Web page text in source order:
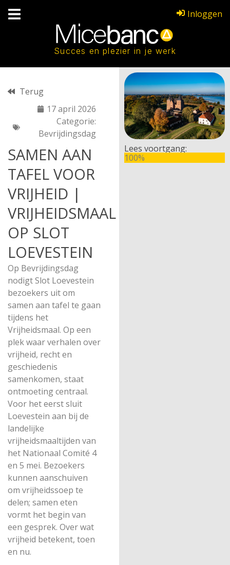
Inloggen
Succes en plezier in je werk
Terug
17 april 2026
Categorie:
Bevrijdingsdag
SAMEN AAN
TAFEL VOOR
VRIJHEID |
VRIJHEIDSMAAL
OP SLOT
LOEVESTEIN
Op Bevrijdingsdag
nodigt Slot Loevestein
bezoekers uit om
samen aan tafel te gaan
tijdens het
Vrijheidsmaal. Op een
plek waar verhalen over
vrijheid, recht en
geschiedenis
samenkomen, staat
ontmoeting centraal.
Voor het eerst sluit
Loevestein aan bij de
landelijke
vrijheidsmaaltijden van
het Nationaal Comité 4
en 5 mei. Bezoekers
kunnen aanschuiven
om vrijheidssoep te
delen; samen eten
vormt het begin van
een gesprek. Over wat
vrijheid betekent, toen
en nu.
Lees voortgang:
100%